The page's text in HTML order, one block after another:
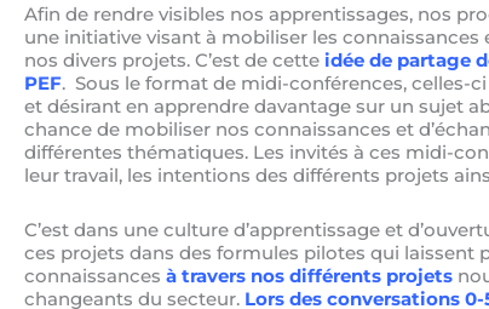
Afin de rendre visibles nos apprentissages, nos
une initiative visant à mobiliser les
nos divers projets. C’est de cette idée de partage
PEF. Sous le format de midi-conférences, celles-
et désirant en apprendre davantage sur un sujet
chance de mobiliser nos connaissances et
différentes thématiques. Les invités à ces midi-
leur travail, les intentions des différents projets
C’est dans une culture d’apprentissage et
ces projets dans des formules pilotes qui laissent
connaissances à travers nos différents projets
changeants du secteur. Lors des conversations